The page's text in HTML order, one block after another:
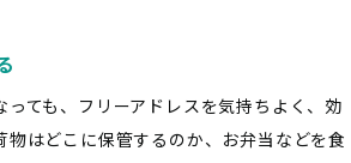
ても、フリーアドレスを気持ちよく、効
物はどこに保管するのか、お弁当などを食